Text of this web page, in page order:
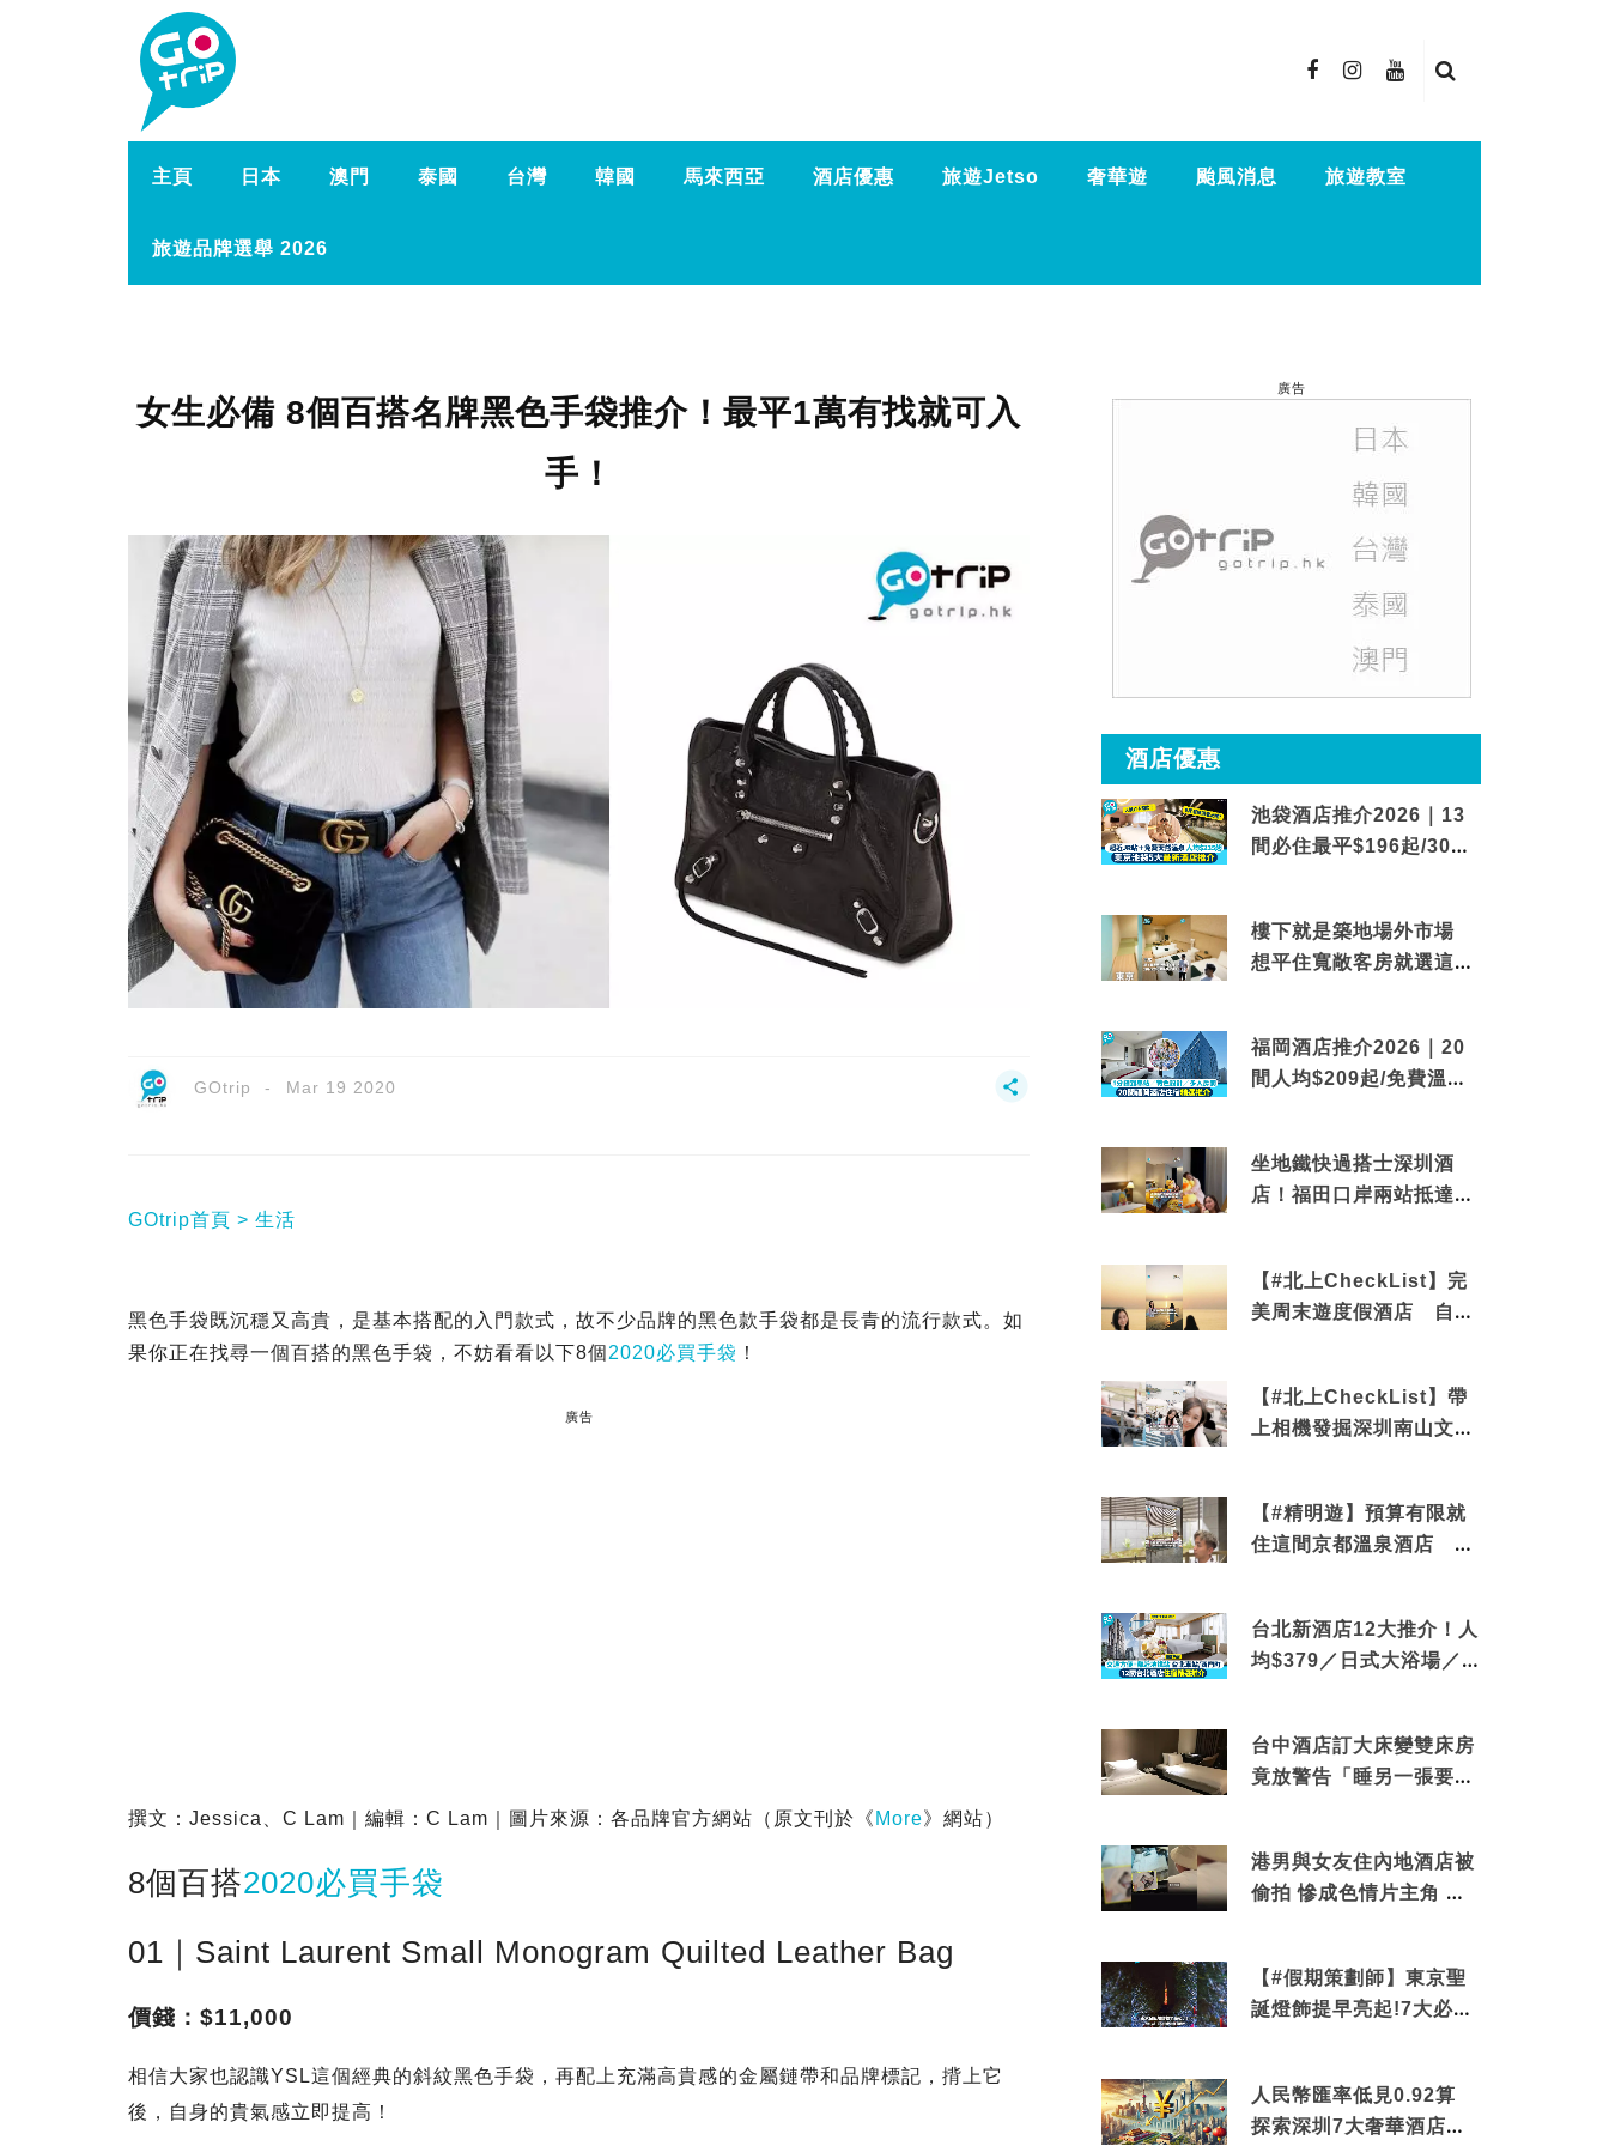
主頁 日本 澳門 泰國 台灣 韓國 馬來西亞 酒店優惠 旅遊Jetso 奢華遊 颱風消息 旅遊教室
旅遊品牌選舉 2026
女生必備 8個百搭名牌黑色手袋推介！最平1萬有找就可入
手！
GOtrip Mar 19 2020
GOtrip首頁 生活
黑色手袋既沉穩又高貴，是基本搭配的入門款式，故不少品牌的黑色款手袋都是長青的流行款式。如
果你正在找尋一個百搭的黑色手袋，不妨看看以下8個2020必買手袋 ！
廣告
撰文：Jessica、C Lam｜編輯：C Lam｜圖片來源：各品牌官方網站（原文刊於《 More》網站）
8個百搭2020必買手袋
01｜Saint Laurent Small Monogram Quilted Leather Bag
價錢：$11,000
相信大家也認識YSL這個經典的斜紋黑色手袋，再配上充滿高貴感的金屬鏈帶和品牌標記，揹上它
後，自身的貴氣感立即提高！
廣告
酒店優惠
池袋酒店推介2026｜13
間必住最平$196起/30秒
樓下就是築地場外市場
想平住寬敞客房就選這間
福岡酒店推介2026｜20
間人均$209起/免費溫泉/
坐地鐵快過搭士深圳酒
店！福田口岸兩站抵達
【#北上CheckList】完
美周末遊度假酒店 自帶
【#北上CheckList】帶
上相機發掘深圳南山文藝
【#精明遊】預算有限就
住這間京都溫泉酒店 車
台北新酒店12大推介！人
均$379／日式大浴場／1
台中酒店訂大床變雙床房
竟放警告「睡另一張要加
港男與女友住內地酒店被
偷拍 慘成色情片主角 鏡
【#假期策劃師】東京聖
誕燈飾提早亮起!7大必去
人民幣匯率低見0.92算
探索深圳7大奢華酒店體